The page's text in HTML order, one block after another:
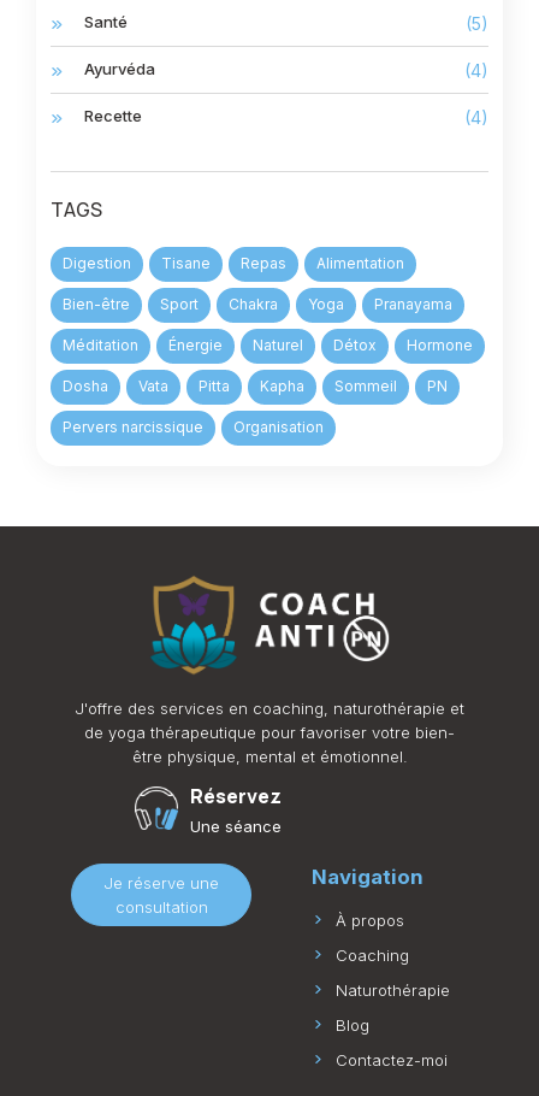
Santé (5)
Ayurvéda (4)
Recette (4)
TAGS
Digestion Tisane Repas Alimentation
Bien-être Sport Chakra Yoga Pranayama
Méditation Énergie Naturel Détox Hormone
Dosha Vata Pitta Kapha Sommeil PN
Pervers narcissique Organisation
J'offre des services en coaching, naturothérapie et
de yoga thérapeutique pour favoriser votre bien-
être physique, mental et émotionnel.
Réservez
Une séance
Je réserve une
consultation
Navigation
À propos
Coaching
Naturothérapie
Blog
Contactez-moi